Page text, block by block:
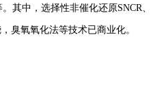
其中，选择性非催化还原SNCR、
臭氧氧化法等技术已商业化。